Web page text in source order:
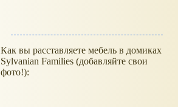
Как вы расставляете мебель в домиках
Sylvanian Families (добавляйте свои
фото!):